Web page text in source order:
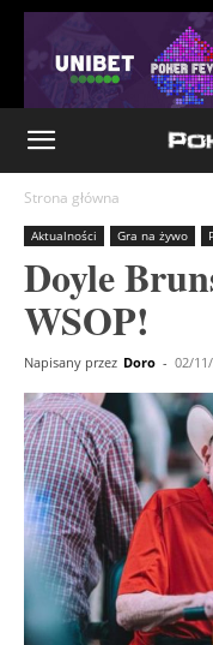
Strona główna
Aktualności Gra na żywo
Doyle
WSOP!
Napisany przez Doro - 02/